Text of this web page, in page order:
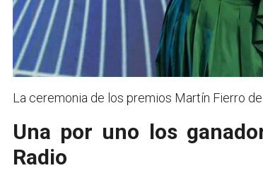
La ceremonia de los premios Martín Fierro
Una por uno los
Radio